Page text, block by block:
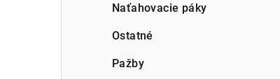
Naťahovacie páky
Ostatné
Pažby